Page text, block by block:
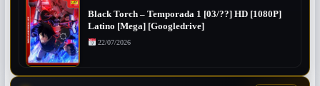
Black Torch – Temporada 1 [03/??] HD [1080P]
Latino [Mega] [Googledrive]
22/07/2026